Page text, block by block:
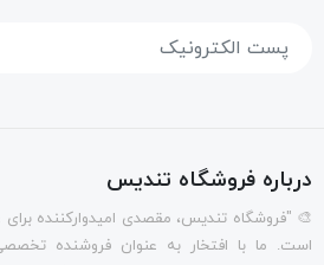
درباره فروشگاه تندیس
🎨 "فروشگاه تندیس، مقصدی امیدوارکننده برای
است. ما با افتخار به عنوان فروشنده